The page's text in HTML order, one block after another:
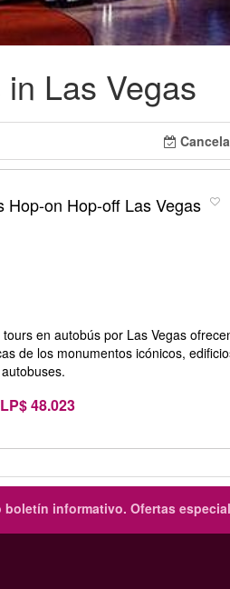
Las Vegas
Hop-on Hop-off Las Vegas
tours en autobús por Las Vegas
de los monumentos icónicos,
48.023
boletín informativo. Ofertas